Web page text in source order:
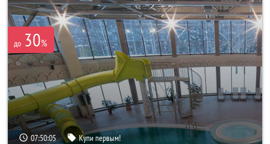
до 30%
07:50:02 Купи первым!